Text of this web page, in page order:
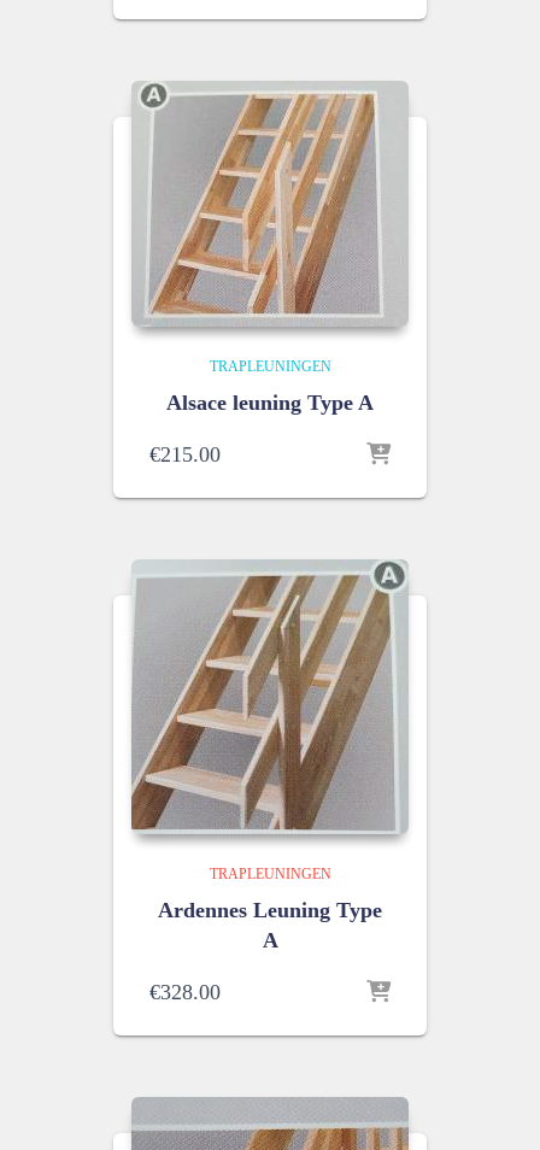
TRAPLEUNINGEN
Alsace leuning Type A
€215.00
TRAPLEUNINGEN
Ardennes Leuning Type
A
€328.00